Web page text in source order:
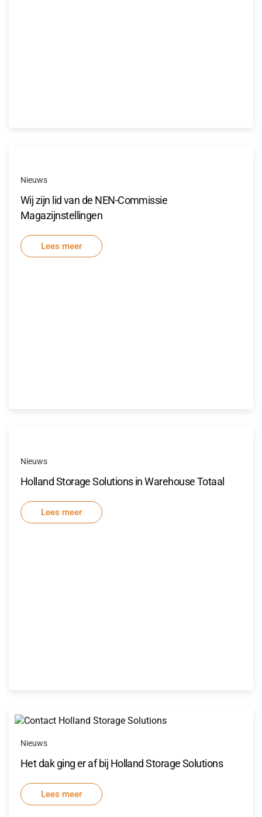
Nieuws
Wij zijn lid van de NEN-Commissie
Magazijnstellingen
Lees meer
Nieuws
Holland Storage Solutions in Warehouse Totaal
Lees meer
Nieuws
Het dak ging er af bij Holland Storage Solutions
Lees meer